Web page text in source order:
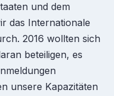
und dem
das Internationale
2016 wollten sich
beteiligen, es
unsere Kapazitäten